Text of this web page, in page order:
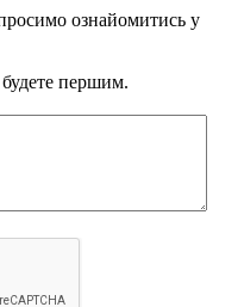
ознайомитись у
першим.